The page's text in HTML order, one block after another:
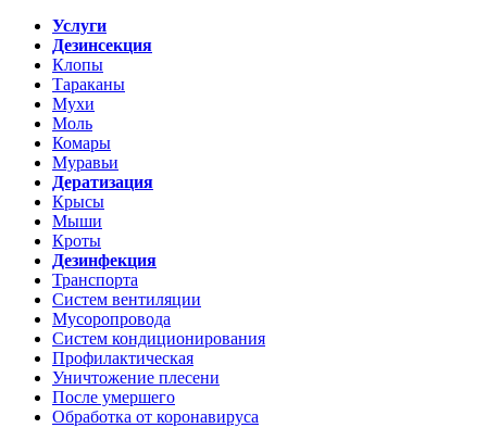
Услуги
Дезинсекция
Клопы
Тараканы
Мухи
Моль
Комары
Муравьи
Дератизация
Крысы
Мыши
Кроты
Дезинфекция
Транспорта
Систем вентиляции
Мусоропровода
Систем кондиционирования
Профилактическая
Уничтожение плесени
После умершего
Обработка от коронавируса